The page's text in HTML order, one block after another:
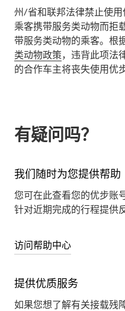
州/省和联邦法律禁止使
乘客携带服务类动物而拒
带服务类动物的乘客。根
类动物政策，违背此项法
的合作车主将丧失使用优
有疑问吗？
我们随时为您提供帮助
您可在此查看您的优步账
针对近期完成的行程提供
访问帮助中心
提供优质服务
如果您想了解有关接载残